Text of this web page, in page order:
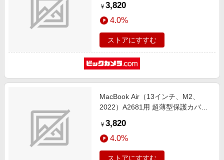
ック LG-MCAR13-ST-BK
￥ 3,820
4.0%
ストアにすすむ
MacBook Air（13インチ、M2、
2022）A2681用 超薄型保護カバー
MCAR13-ST-22-BL
￥ 3,820
4.0%
ストアにすすむ